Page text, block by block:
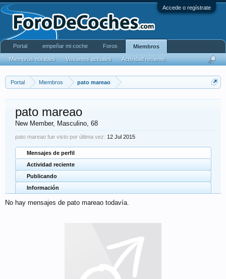
Accede o regístrate
Portal Miembros pato mareao
pato mareao
New Member, Masculino, 68
pato mareao fue visto por última vez: 12 Jul 2015
Mensajes de perfil
Actividad reciente
Publicando
Información
No hay mensajes de pato mareao todavía.
Portal empeñar mi coche Foros Miembros
Miembros notables Visitantes actuales Actividad reciente